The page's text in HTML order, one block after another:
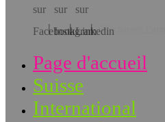
Téléchargez l’app!
Page d'accueil
Suisse
International